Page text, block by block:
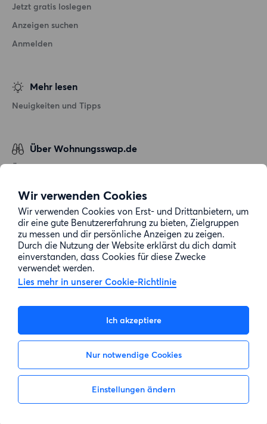
Wir verwenden Cookies
Wir verwenden Cookies von Erst- und Drittanbietern, um
dir eine gute Benutzererfahrung zu bieten, Zielgruppen
zu messen und dir persönliche Anzeigen zu zeigen.
Durch die Nutzung der Website erklärst du dich damit
einverstanden, dass Cookies für diese Zwecke
verwendet werden.
Lies mehr in unserer Cookie-Richtlinie
Ich akzeptiere
Nur notwendige Cookies
Einstellungen ändern
Nicht interessiert Interesse zeigen
Jetzt gratis loslegen
Anzeigen suchen
Anmelden
Mehr lesen
Neuigkeiten und Tipps
Über Wohnungsswap.de
Über uns
Datenschutz
Cookie-Richtlinie
Sitemap
E-Mail-Adresse: